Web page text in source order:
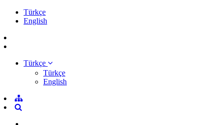
Türkçe
English
Türkçe
Türkçe
English